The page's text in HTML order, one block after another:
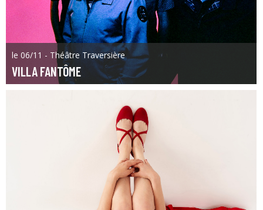
le 06/11 - Théâtre Traversière
VILLA FANTÔME